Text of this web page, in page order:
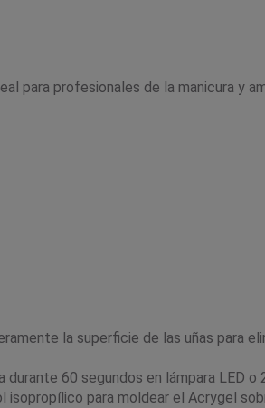
para profesionales de la manicura y
la superficie de las uñas para
60 segundos en lámpara LED o
isopropílico para moldear el Acrygel